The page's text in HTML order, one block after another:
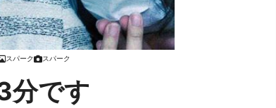
スパーク スパーク
分です